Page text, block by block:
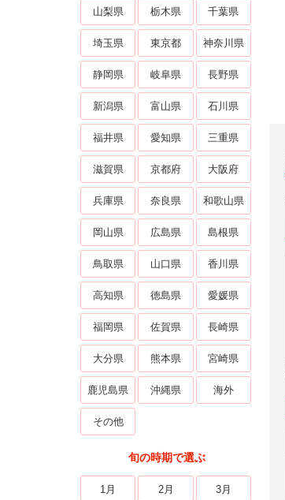
山梨県 栃木県 千葉県
埼玉県 東京都 神奈川県
静岡県 岐阜県 長野県
新潟県 富山県 石川県
福井県 愛知県 三重県
滋賀県 京都府 大阪府
兵庫県 奈良県 和歌山県
岡山県 広島県 島根県
鳥取県 山口県 香川県
高知県 徳島県 愛媛県
福岡県 佐賀県 長崎県
大分県 熊本県 宮崎県
鹿児島県 沖縄県 海外
その他
旬の時期で選ぶ
1月 2月 3月